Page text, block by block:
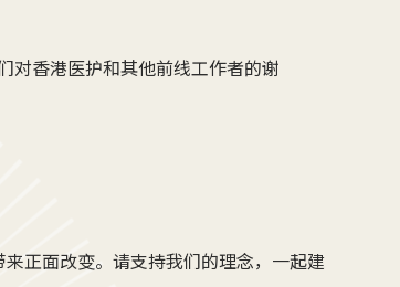
对香港医护和其他前线工作者的谢
正面改变。请支持我们的理念，一起建